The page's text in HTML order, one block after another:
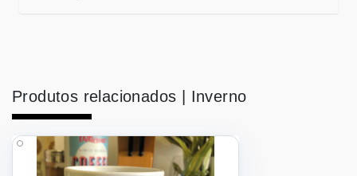
Produtos relacionados | Inverno